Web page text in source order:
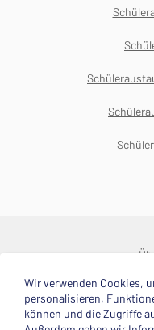
© 2025 Deutsche
Impressum
Wir verwenden Cookies,
personalisieren,
können und die Zugriffe